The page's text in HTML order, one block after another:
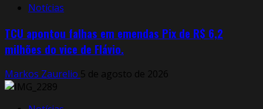
Notícias
TCU apontou falhas em emendas Pix de R$ 6,2
milhões do vice de Flávio.
Markos Zaurelio 5 de agosto de 2026